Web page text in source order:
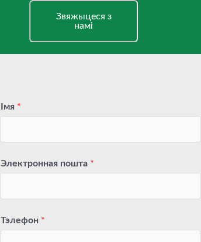
Звяжыцеся з
намі
Імя *
Электронная пошта *
Тэлефон *